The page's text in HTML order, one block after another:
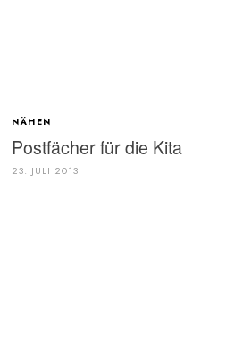
NÄHEN
Postfächer für die Kita
23. JULI 2013